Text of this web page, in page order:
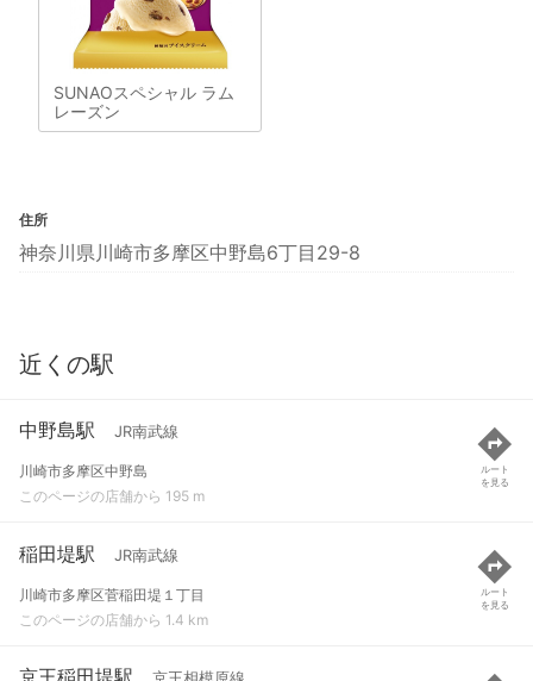
SUNAOスペシャル ラム
レーズン
住所
神奈川県川崎市多摩区中野島6丁目29-8
近くの駅
中野島駅 JR南武線
川崎市多摩区中野島
このページの店舗から 195 m
ルート
を見る
稲田堤駅 JR南武線
川崎市多摩区菅稲田堤１丁目
このページの店舗から 1.4 km
ルート
を見る
京王稲田堤駅